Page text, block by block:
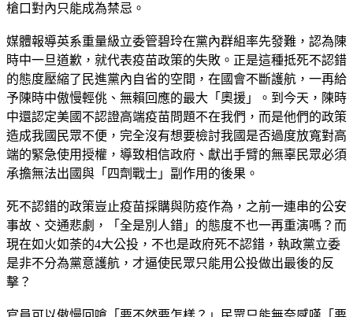
槍口對內只能成為禁忌。
媒體報導英系重量級立委管碧玲在黨內群組率先發難，認為陳
時中一旦道歉，就代表疫苗政策的失敗。正是這種抵死不認錯
的態度壓縮了民進黨內自省的空間，在國會不斷護航，一再給
予陳時中傲慢輕佻、無賴回應的最大「奧援」。到今天，陳時
中還認定美國不認證高端疫苗問題不在我們，而是他們的政策
造成我國民眾不便，完全沒有想要檢討我國是否過度放寬對高
端的緊急使用授權，導致相信政府、獻出手臂的無辜民眾必須
承擔無法出國與「四劑戰士」副作用的後果。
死不認錯的政策豈止疫苗採購與防疫作為，之前一連串的公安
事故、交通悲劇，「全是別人錯」的態度不也一再重演嗎？而
現在如火如荼的4大公投，不也是政府死不認錯，執政黨立委
是非不分為黨意護航，才逼使民眾只能用公投做出最後的反
擊？